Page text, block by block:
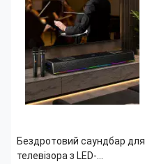
Бездротовий саундбар для
телевізора з LED-